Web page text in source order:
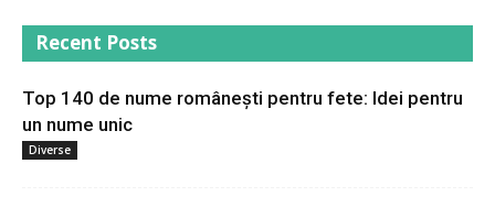
Recent Posts
Top 140 de nume românești pentru fete: Idei pentru
un nume unic
Diverse